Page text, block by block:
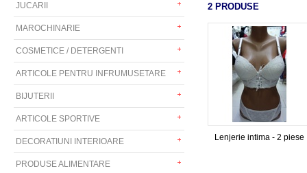
JUCARII
MAROCHINARIE
COSMETICE / DETERGENTI
ARTICOLE PENTRU INFRUMUSETARE
BIJUTERII
ARTICOLE SPORTIVE
DECORATIUNI INTERIOARE
PRODUSE ALIMENTARE
2 PRODUSE
Lenjerie intima - 2 piese